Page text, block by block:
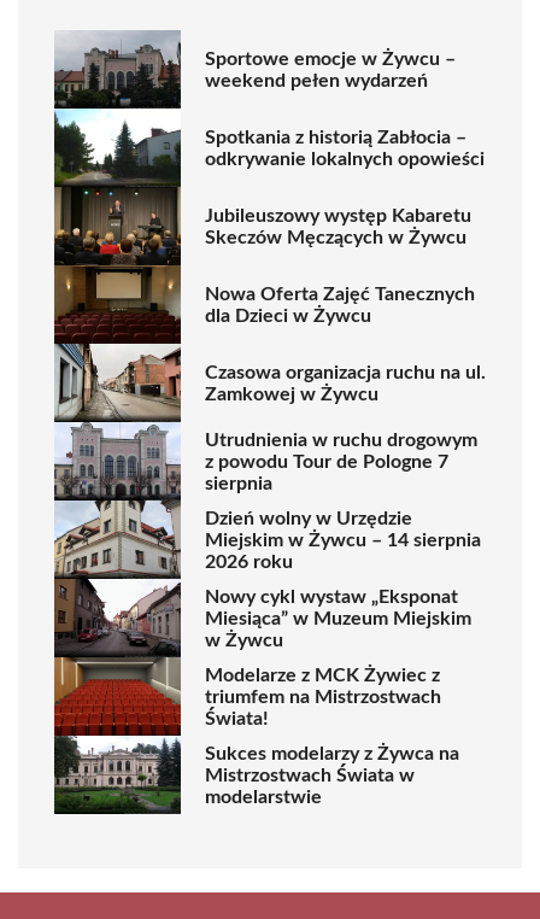
Sportowe emocje w Żywcu –
weekend pełen wydarzeń
Spotkania z historią Zabłocia –
odkrywanie lokalnych opowieści
Jubileuszowy występ Kabaretu
Skeczów Męczących w Żywcu
Nowa Oferta Zajęć Tanecznych
dla Dzieci w Żywcu
Czasowa organizacja ruchu na ul.
Zamkowej w Żywcu
Utrudnienia w ruchu drogowym
z powodu Tour de Pologne 7
sierpnia
Dzień wolny w Urzędzie
Miejskim w Żywcu – 14 sierpnia
2026 roku
Nowy cykl wystaw „Eksponat
Miesiąca” w Muzeum Miejskim
w Żywcu
Modelarze z MCK Żywiec z
triumfem na Mistrzostwach
Świata!
Sukces modelarzy z Żywca na
Mistrzostwach Świata w
modelarstwie